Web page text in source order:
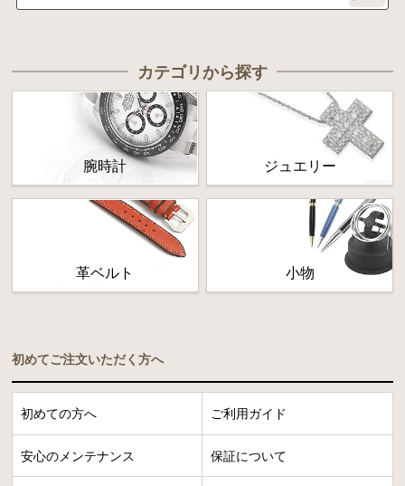
カテゴリから探す
腕時計 ジュエリー
革ベルト 小物
初めてご注文いただく方へ
初めての方へ ご利用ガイド
安心のメンテナンス 保証について